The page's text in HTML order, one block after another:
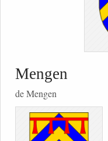
Mengen
de Mengen